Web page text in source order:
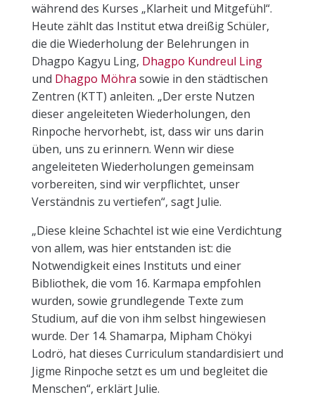
während des Kurses „Klarheit und Mitgefühl“.
Heute zählt das Institut etwa dreißig Schüler,
die die Wiederholung der Belehrungen in
Dhagpo Kagyu Ling, Dhagpo Kundreul Ling
und Dhagpo Möhra sowie in den städtischen
Zentren (KTT) anleiten. „Der erste Nutzen
dieser angeleiteten Wiederholungen, den
Rinpoche hervorhebt, ist, dass wir uns darin
üben, uns zu erinnern. Wenn wir diese
angeleiteten Wiederholungen gemeinsam
vorbereiten, sind wir verpflichtet, unser
Verständnis zu vertiefen“, sagt Julie.
„Diese kleine Schachtel ist wie eine Verdichtung
von allem, was hier entstanden ist: die
Notwendigkeit eines Instituts und einer
Bibliothek, die vom 16. Karmapa empfohlen
wurden, sowie grundlegende Texte zum
Studium, auf die von ihm selbst hingewiesen
wurde. Der 14. Shamarpa, Mipham Chökyi
Lodrö, hat dieses Curriculum standardisiert und
Jigme Rinpoche setzt es um und begleitet die
Menschen“, erklärt Julie.